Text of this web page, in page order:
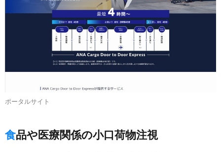
ポータルサイト
食品や医療関係の小口荷物注視